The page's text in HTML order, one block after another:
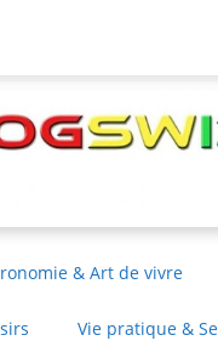
& Art de vivre
Vie pratique &